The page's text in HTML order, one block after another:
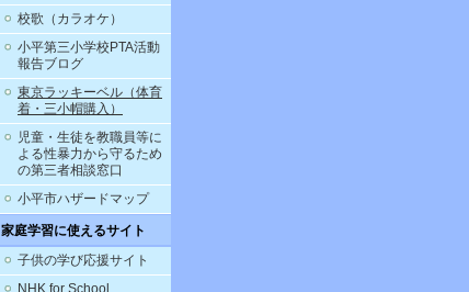
校歌（カラオケ）
小平第三小学校PTA活動
報告ブログ
東京ラッキーベル（体育
着・三小帽購入）
児童・生徒を教職員等に
よる性暴力から守るため
の第三者相談窓口
小平市ハザードマップ
家庭学習に使えるサイト
子供の学び応援サイト
NHK for School